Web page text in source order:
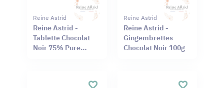
Reine Astrid
Reine Astrid -
Tablette Chocolat
Noir 75% Pure
Reine Astrid
Reine Astrid -
Gingembrettes
Chocolat Noir 100g